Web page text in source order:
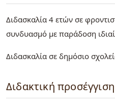
Διδασκαλία 4 ετών σε
συνδυασμό με παράδοση
Διδασκαλία σε δημόσιο
Διδακτική προσέγγιση